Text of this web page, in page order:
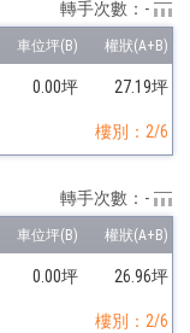
0.00坪 27.19坪
樓別：2/6
轉手次數：-
0.00坪 26.96坪
樓別：2/6
轉手次數：-